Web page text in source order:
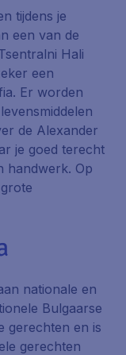
tijdens je
een van de
Hali
een
Er worden
de Alexander
je goed terecht
handwerk. Op
nationale en
Bulgaarse
gerechten en is
gerechten